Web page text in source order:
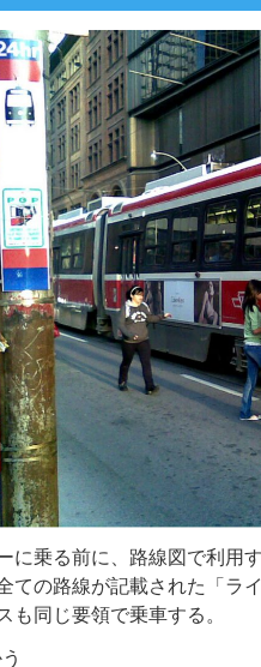
に乗る前に、路線図で利用
ての路線が記載された「ラ
も同じ要領で乗車する。